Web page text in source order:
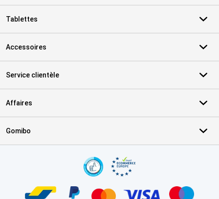
Tablettes
Accessoires
Service clientèle
Affaires
Gomibo